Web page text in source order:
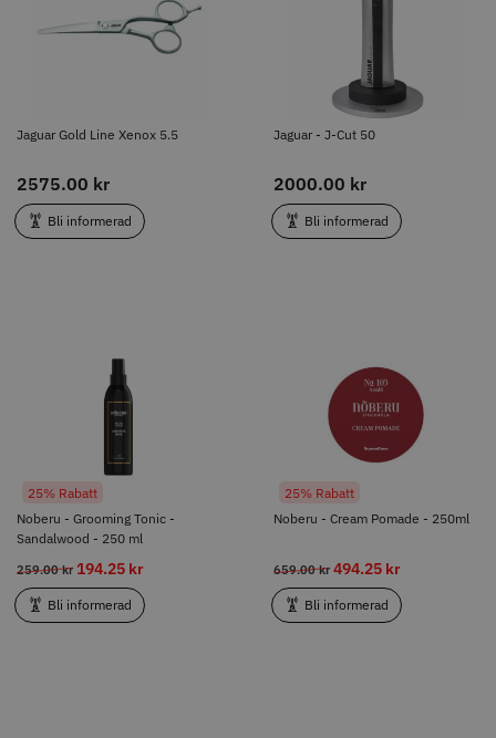
Jaguar Gold Line Xenox 5.5
2575.00 kr
Bli informerad
Jaguar - J-Cut 50
2000.00 kr
Bli informerad
Noberu - Grooming Tonic -
Sandalwood - 250 ml
259.00 kr 194.25 kr
25% Rabatt
Bli informerad
Noberu - Cream Pomade - 250ml
659.00 kr494.25 kr
25% Rabatt
Bli informerad
Bli informerad
194.25 kr
Bli informerad
494.25 kr
Bli informerad